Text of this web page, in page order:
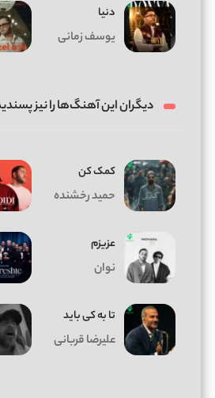
دنیا
یوسف زمانی
دیگران این آهنگ‌ها را نیز
کمک کن
حمید رخشنده
عزیزم
نوان
تا به کی باید
علیرضا قربانی